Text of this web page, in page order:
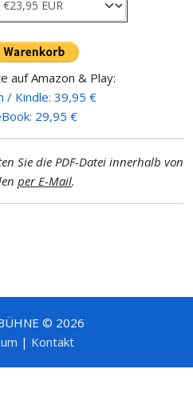
auf Amazon & Play:
/ Kindle: 39,95 €
29,95 €
Sie die PDF-Datei innerhalb von
per E-Mail.
© 2026
| Kontakt